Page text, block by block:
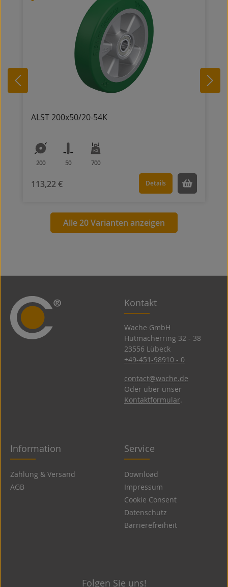
ALST 200x50/20-54K
200 50 700
113,22 € Details
Alle 20 Varianten anzeigen
Kontakt
Wache GmbH
Hutmacherring 32 ­- 38
23556 Lübeck
+49-451-98910 - 0
contact@wache.de
Oder über unser
Kontaktformular.
Information
Zahlung & Versand
AGB
Service
Download
Impressum
Cookie Consent
Datenschutz
Barrierefreiheit
Folgen Sie uns!